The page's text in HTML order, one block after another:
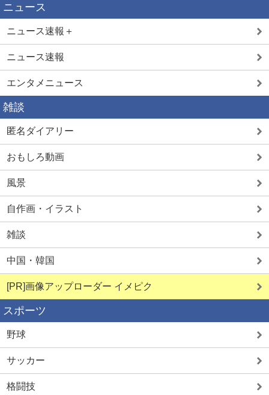
ニュース
ニュース速報＋
ニュース速報
エンタメニュース
雑談
匿名ダイアリー
おもしろ動画
風景
自作画・イラスト
雑談
中国・韓国
[PR]画像アップローダー イメピク
スポーツ
野球
サッカー
格闘技